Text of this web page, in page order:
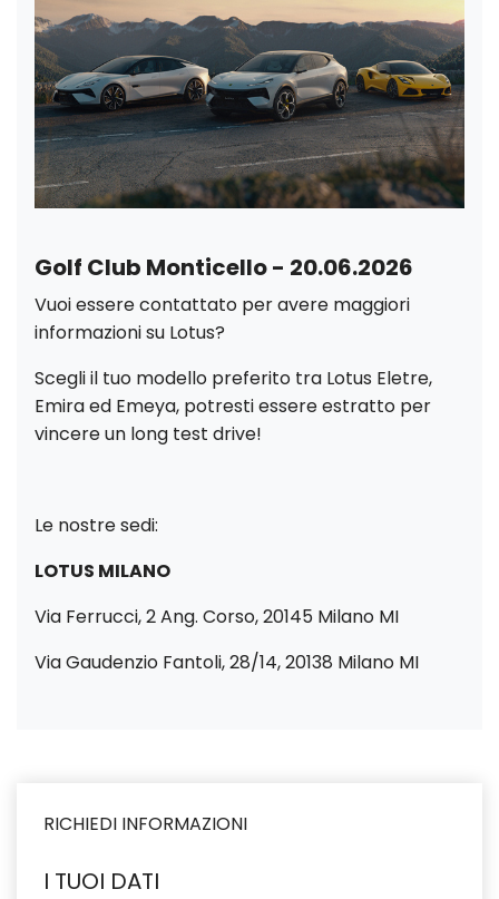
Golf Club Monticello - 20.06.2026
Vuoi essere contattato per avere maggiori
informazioni su Lotus?
Scegli il tuo modello preferito tra Lotus Eletre,
Emira ed Emeya, potresti essere estratto per
vincere un long test drive!
Le nostre sedi:
LOTUS MILANO
Via Ferrucci, 2 Ang. Corso, 20145 Milano MI
Via Gaudenzio Fantoli, 28/14, 20138 Milano MI
RICHIEDI INFORMAZIONI
I TUOI DATI